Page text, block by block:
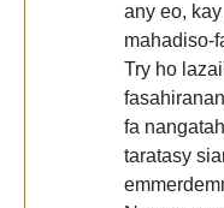
any eo,
mahadiso-
Try ho
fa
taratasy